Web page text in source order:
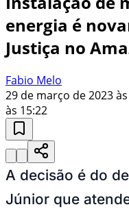
energia é
Justiça no
Fabio Melo
29 de março de 2023 às
às 15:22
A decisão é do
Júnior que